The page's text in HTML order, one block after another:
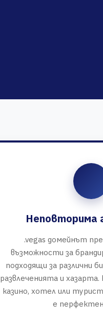
Неповторима
.vegas домейнът
възможности за
подходящи за различни
развлеченията и
казино, хотел или
е перфектен